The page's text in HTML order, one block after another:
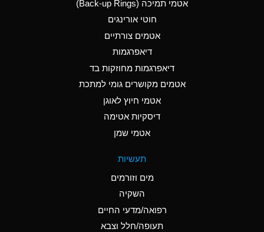
Aluminum Phosphate
Ammonia Anhydrous
B
Ammonia Gas (cold)
A
Ammonia Gas (hot)
Ammonium Hydroxide
D
אטמי תמיכה (Back-up Rings)
חוטי אורינגים
אטמים צורתיים
דיאפרגמות
דיאפרגמות מחוזקות בד
אטמים מקושרים גומי למתכת
אטמי חיוץ לאוגן
דיסקיות אטימה
אטמי שמן
תעשיות
מים וזורמים
השקיה
רפואה/מדעי החיים
תעופה/חלל וצבא